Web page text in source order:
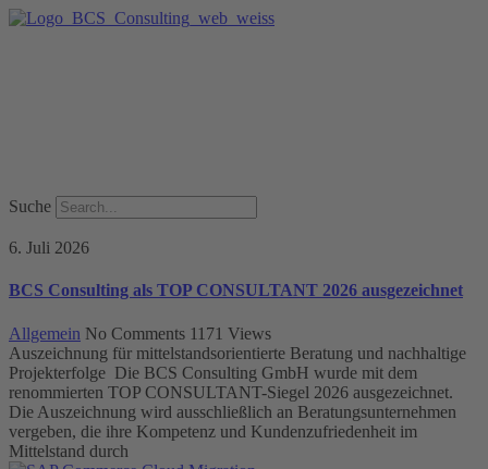
Suche
6. Juli 2026
BCS Consulting als TOP CONSULTANT 2026 ausgezeichnet
Allgemein No Comments 1171 Views
Auszeichnung für mittelstandsorientierte Beratung und nachhaltige
Projekterfolge Die BCS Consulting GmbH wurde mit dem
renommierten TOP CONSULTANT-Siegel 2026 ausgezeichnet.
Die Auszeichnung wird ausschließlich an Beratungsunternehmen
vergeben, die ihre Kompetenz und Kundenzufriedenheit im
Mittelstand durch